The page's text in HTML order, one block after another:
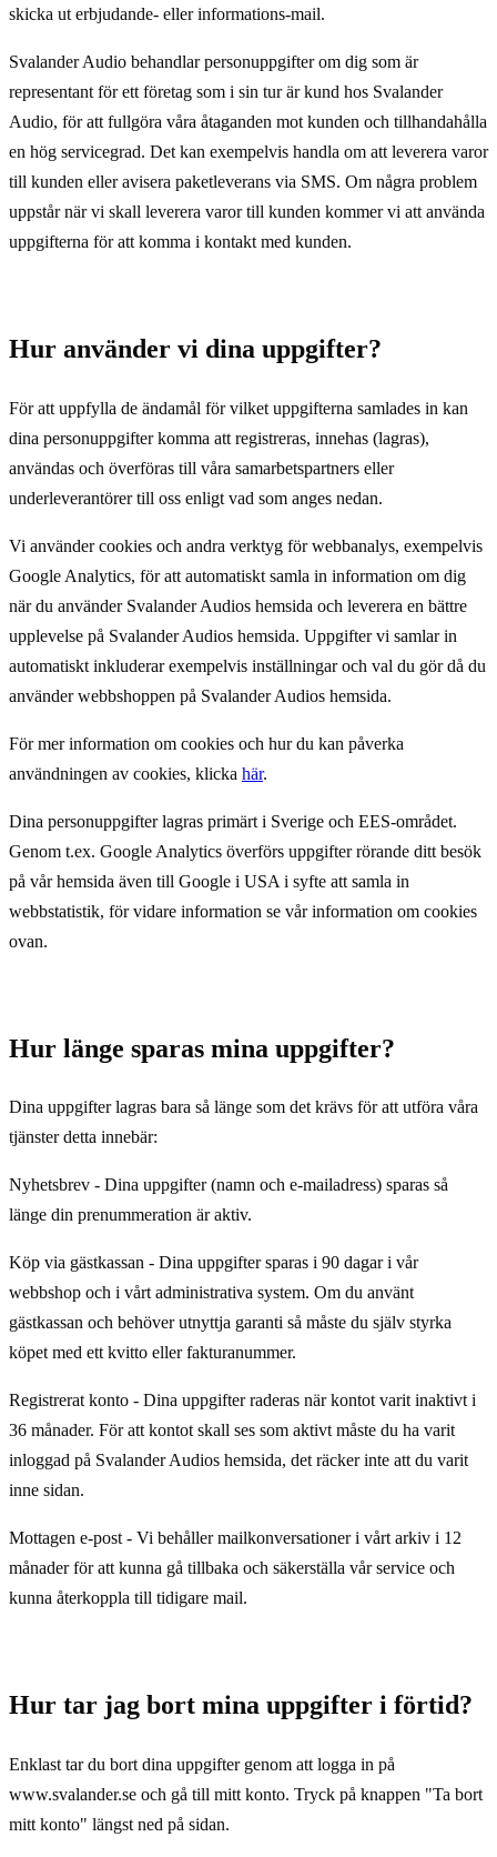
skicka ut erbjudande- eller informations-mail.
Svalander Audio behandlar personuppgifter om dig som är
representant för ett företag som i sin tur är kund hos Svalander
Audio, för att fullgöra våra åtaganden mot kunden och tillhandahålla
en hög servicegrad. Det kan exempelvis handla om att leverera varor
till kunden eller avisera paketleverans via SMS. Om några problem
uppstår när vi skall leverera varor till kunden kommer vi att använda
uppgifterna för att komma i kontakt med kunden.
Hur använder vi dina uppgifter?
För att uppfylla de ändamål för vilket uppgifterna samlades in kan
dina personuppgifter komma att registreras, innehas (lagras),
användas och överföras till våra samarbetspartners eller
underleverantörer till oss enligt vad som anges nedan.
Vi använder cookies och andra verktyg för webbanalys, exempelvis
Google Analytics, för att automatiskt samla in information om dig
när du använder Svalander Audios hemsida och leverera en bättre
upplevelse på Svalander Audios hemsida. Uppgifter vi samlar in
automatiskt inkluderar exempelvis inställningar och val du gör då du
använder webbshoppen på Svalander Audios hemsida.
För mer information om cookies och hur du kan påverka
användningen av cookies, klicka här.
Dina personuppgifter lagras primärt i Sverige och EES-området.
Genom t.ex. Google Analytics överförs uppgifter rörande ditt besök
på vår hemsida även till Google i USA i syfte att samla in
webbstatistik, för vidare information se vår information om cookies
ovan.
Hur länge sparas mina uppgifter?
Dina uppgifter lagras bara så länge som det krävs för att utföra våra
tjänster detta innebär:
Nyhetsbrev - Dina uppgifter (namn och e-mailadress) sparas så
länge din prenummeration är aktiv.
Köp via gästkassan - Dina uppgifter sparas i 90 dagar i vår
webbshop och i vårt administrativa system. Om du använt
gästkassan och behöver utnyttja garanti så måste du själv styrka
köpet med ett kvitto eller fakturanummer.
Registrerat konto - Dina uppgifter raderas när kontot varit inaktivt i
36 månader. För att kontot skall ses som aktivt måste du ha varit
inloggad på Svalander Audios hemsida, det räcker inte att du varit
inne sidan.
Mottagen e-post - Vi behåller mailkonversationer i vårt arkiv i 12
månader för att kunna gå tillbaka och säkerställa vår service och
kunna återkoppla till tidigare mail.
Hur tar jag bort mina uppgifter i förtid?
Enklast tar du bort dina uppgifter genom att logga in på
www.svalander.se och gå till mitt konto. Tryck på knappen "Ta bort
mitt konto" längst ned på sidan.